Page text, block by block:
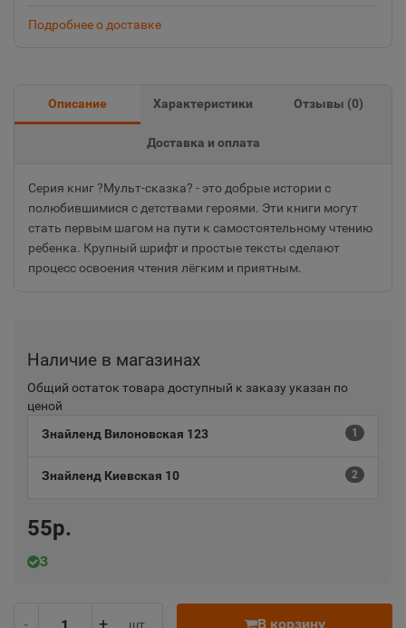
Подробнее о доставке
Описание Характеристики Отзывы (0)
Доставка и оплата
Серия книг ?Мульт-сказка? - это добрые истории с
полюбившимися с детствами героями. Эти книги могут
стать первым шагом на пути к самостоятельному чтению
ребенка. Крупный шрифт и простые тексты сделают
процесс освоения чтения лёгким и приятным.
Наличие в магазинах
Общий остаток товара доступный к заказу указан по
ценой
Знайленд Вилоновская 123
1
Знайленд Киевская 10 2
55р.
3
- + шт. В корзину